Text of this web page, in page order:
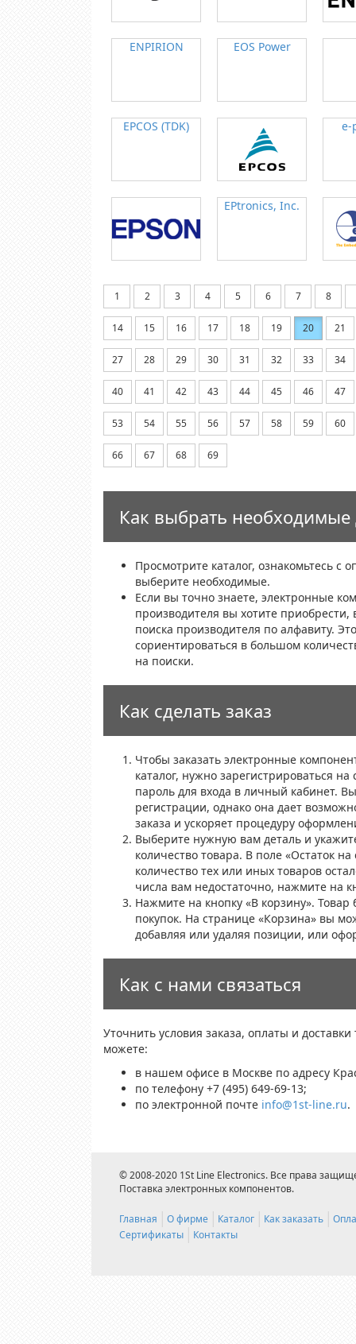
ENPIRION EOS Power
EPCOS (TDK) e-
EPtronics, Inc.
1 2 3 4 5 6 7 8
14 15 16 17 18 19 20 21
27 28 29 30 31 32 33 34
40 41 42 43 44 45 46 47
53 54 55 56 57 58 59 60
66 67 68 69
Как выбрать необходимые
Просмотрите каталог, ознакомьтесь с
выберите необходимые.
Если вы точно знаете, электронные
производителя вы хотите приобрести,
поиска производителя по алфавиту.
сориентироваться в большом
на поиски.
Как сделать заказ
Чтобы заказать электронные
каталог, нужно зарегистрироваться
пароль для входа в личный кабинет.
регистрации, однако она дает
заказа и ускоряет процедуру
Выберите нужную вам деталь и
количество товара. В поле «Остаток
количество тех или иных товаров
числа вам недостаточно, нажмите на
Нажмите на кнопку «В корзину». Товар
покупок. На странице «Корзина» вы
добавляя или удаляя позиции, или
Как с нами связаться
Уточнить условия заказа, оплаты и
можете:
в нашем офисе в Москве по адресу
по телефону +7 (495) 649-69-13;
по электронной почте info@1st-line.ru.
© 2008-2020 1St Line Electronics. Все права
Поставка электронных компонентов.
Главная О фирме Каталог Как заказать
Сертификаты
Контакты